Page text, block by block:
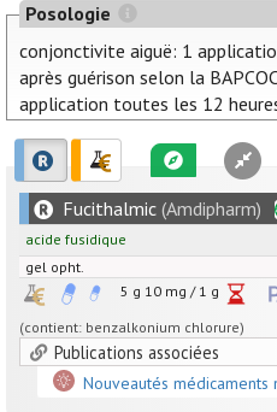
Posologie
conjonctivite aiguë: 1
après guérison selon la
application toutes les 12
Fucithalmic (Amdipharm)
acide fusidique
gel opht.
5 g 10 mg / 1 g
(contient: benzalkonium chlorure)
Publications associées
Nouveautés médicaments